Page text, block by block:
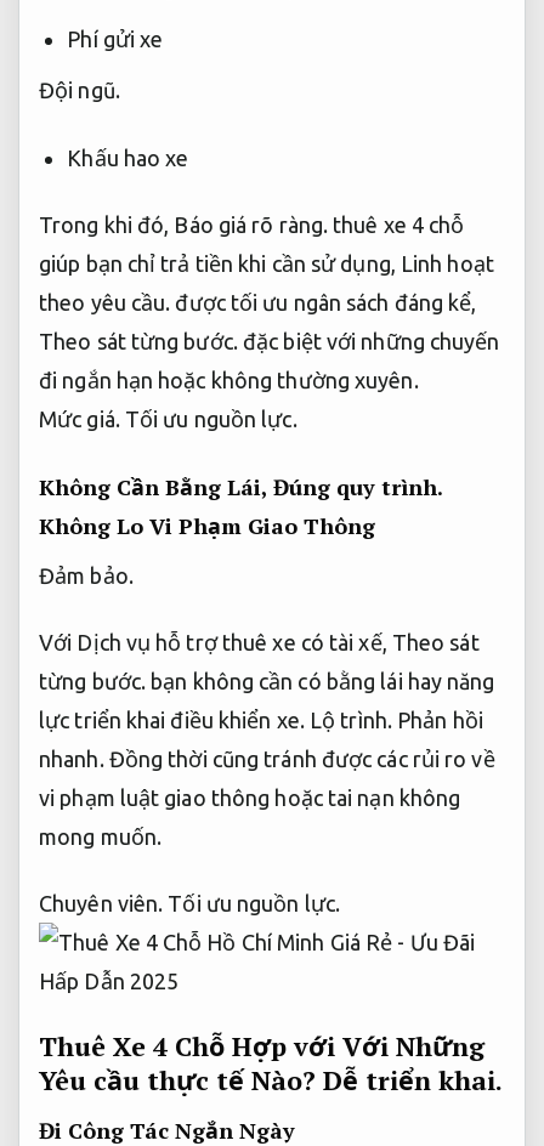
Phí gửi xe
Đội ngũ.
Khấu hao xe
Trong khi đó, Báo giá rõ ràng. thuê xe 4 chỗ
giúp bạn chỉ trả tiền khi cần sử dụng, Linh hoạt
theo yêu cầu. được tối ưu ngân sách đáng kể,
Theo sát từng bước.đặc biệt với những chuyến
đi ngắn hạn hoặc không thường xuyên.
Mức giá. Tối ưu nguồn lực.
Không Cần Bằng Lái, Đúng quy trình.
Không Lo Vi Phạm Giao Thông
Đảm bảo.
Với Dịch vụ hỗ trợ thuê xe có tài xế, Theo sát
từng bước. bạn không cần có bằng lái hay năng
lực triển khai điều khiển xe. Lộ trình. Phản hồi
nhanh. Đồng thời cũng tránh được các rủi ro về
vi phạm luật giao thông hoặc tai nạn không
mong muốn.
Chuyên viên. Tối ưu nguồn lực.
Thuê Xe 4 Chỗ Hợp với Với Những
Yêu cầu thực tế Nào? Dễ triển khai.
Đi Công Tác Ngắn Ngày